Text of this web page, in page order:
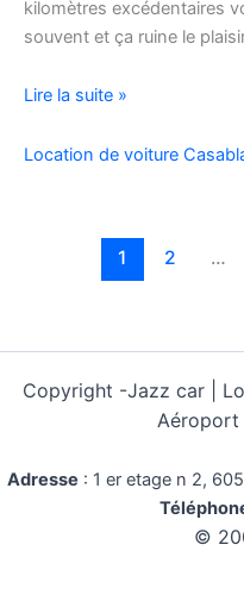
kilomètres excédentaires
souvent et ça ruine le
Location
Pas
Lire la suite »
Location de voiture
1 2 …
Copyright -Jazz car |
Aéroport
Adresse : 1 er etage n 2,
©